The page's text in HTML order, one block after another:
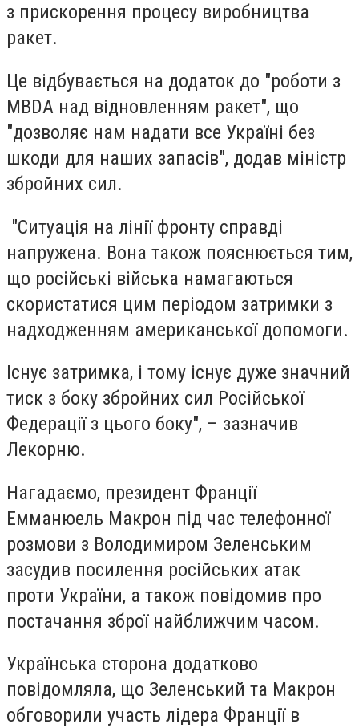
з прискорення процесу виробництва
ракет.
Це відбувається на додаток до "роботи з
MBDA над відновленням ракет", що
"дозволяє нам надати все Україні без
шкоди для наших запасів", додав міністр
збройних сил.
"Ситуація на лінії фронту справді
напружена. Вона також пояснюється тим,
що російські війська намагаються
скористатися цим періодом затримки з
надходженням американської допомоги.
Існує затримка, і тому існує дуже значний
тиск з боку збройних сил Російської
Федерації з цього боку", – зазначив
Лекорню.
Нагадаємо, президент Франції
Емманюель Макрон під час телефонної
розмови з Володимиром Зеленським
засудив посилення російських атак
проти України, а також повідомив про
постачання зброї найближчим часом.
Українська сторона додатково
повідомляла, що Зеленський та Макрон
обговорили участь лідера Франції в